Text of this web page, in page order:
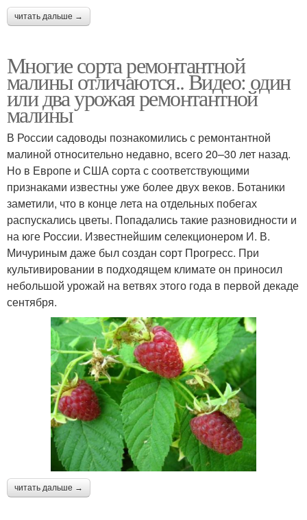
читать дальше →
Многие сорта ремонтантной
малины отличаются.. Видео: один
или два урожая ремонтантной
малины
В России садоводы познакомились с ремонтантной
малиной относительно недавно, всего 20–30 лет назад.
Но в Европе и США сорта с соответствующими
признаками известны уже более двух веков. Ботаники
заметили, что в конце лета на отдельных побегах
распускались цветы. Попадались такие разновидности и
на юге России. Известнейшим селекционером И. В.
Мичуриным даже был создан сорт Прогресс. При
культивировании в подходящем климате он приносил
небольшой урожай на ветвях этого года в первой декаде
сентября.
читать дальше →